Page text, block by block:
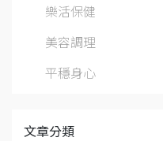
樂活保健
美容調理
平穩身心
文章分類